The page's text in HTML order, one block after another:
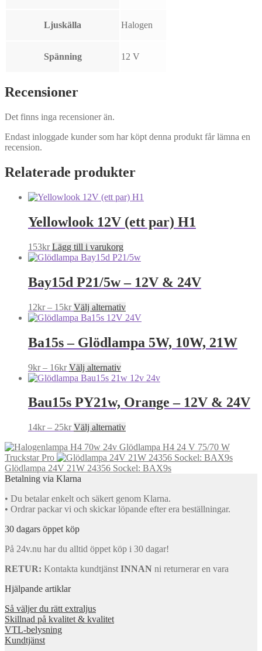
Ljuskälla Halogen
Spänning 12 V
Recensioner
Det finns inga recensioner än.
Endast inloggade kunder som har köpt denna produkt får lämna en
recension.
Relaterade produkter
Yellowlook 12V (ett par) H1
153kr Lägg till i varukorg
Bay15d P21/5w – 12V & 24V
12kr – 15krPrice
range:
through
15kr
Välj alternativDen
här
flera
olika
kan
väljas
produktsidan
Ba15s – Glödlampa 5W, 10W, 21W
9kr – 16krPrice
range:
through
16kr
Välj alternativDen
här
har
flera
De
alternativen
kan
väljas
produktsidan
Bau15s PY21w, Orange – 12V & 24V
14kr – 25krPrice
14kr
through
25kr
Välj alternativDen
produkten
har
flera
olika
alternativen
produktsidan
Glödlampa H4 24 V 75/70 W
Truckstar Pro
Glödlampa 24V 21W 24356 Sockel: BAX9s
Betalning via Klarna
• Du betalar enkelt och säkert genom Klarna.
• Ordrar packar vi och skickar löpande efter era beställningar.
30 dagars öppet köp
På 24v.nu har du alltid öppet köp i 30 dagar!
RETUR: Kontakta kundtjänst INNAN ni returnerar en vara
Hjälpande artiklar
Så väljer du rätt extraljus
Skillnad på kvalitet & kvalitet
VTL-belysning
Kundtjänst